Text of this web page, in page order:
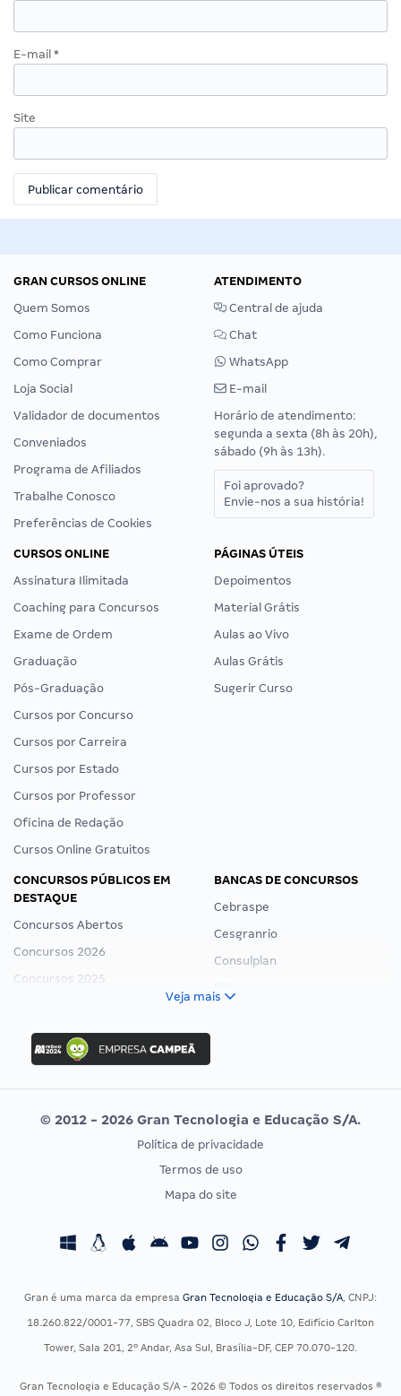
E-mail *
Site
GRAN CURSOS ONLINE
Quem Somos
Como Funciona
Como Comprar
Loja Social
Validador de documentos
Conveniados
Programa de Afiliados
Trabalhe Conosco
Preferências de Cookies
ATENDIMENTO
Central de ajuda
Chat
WhatsApp
E-mail
Horário de atendimento:
segunda a sexta (8h às 20h),
sábado (9h às 13h).
Foi aprovado?
Envie-nos a sua história!
CURSOS ONLINE
Assinatura Ilimitada
Coaching para Concursos
Exame de Ordem
Graduação
Pós-Graduação
Cursos por Concurso
Cursos por Carreira
Cursos por Estado
Cursos por Professor
Oficina de Redação
Cursos Online Gratuitos
PÁGINAS ÚTEIS
Depoimentos
Material Grátis
Aulas ao Vivo
Aulas Grátis
Sugerir Curso
CONCURSOS PÚBLICOS EM
DESTAQUE
Concursos Abertos
Concursos 2026
Concursos 2025
Concurso Ibama
Concurso MPU
Editais publicados
BANCAS DE CONCURSOS
Cebraspe
Cesgranrio
Consulplan
Vunesp
CONCURSOS POR PROFISSÃO
Concursos Fiscais
Concursos Saúde
EXAME DE ORDEM
Calendário OAB
Veja mais
© 2012 - 2026 Gran Tecnologia e Educação S/A.
Política de privacidade
Termos de uso
Mapa do site
Gran é uma marca da empresa Gran Tecnologia e Educação S/A, CNPJ:
18.260.822/0001-77, SBS Quadra 02, Bloco J, Lote 10, Edifício Carlton
Tower, Sala 201, 2º Andar, Asa Sul, Brasília-DF, CEP 70.070-120.
Gran Tecnologia e Educação S/A - 2026 © Todos os direitos reservados ®